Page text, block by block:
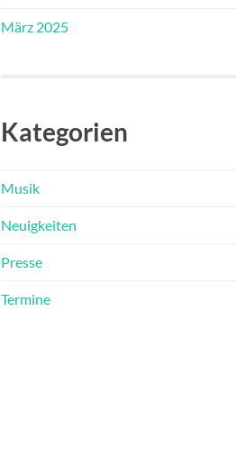
März 2025
Kategorien
Musik
Neuigkeiten
Presse
Termine